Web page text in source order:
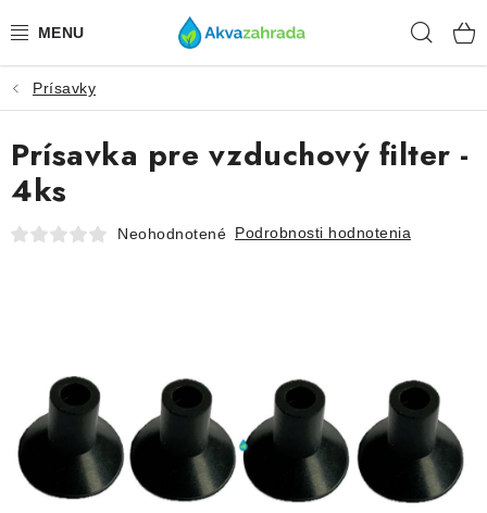
na
TECHNIKA
HNOJIVÁ
VODA
SUBSTRÁTY
KRMIVÁ A VITAMÍNY
DEKORÁCIE
Prísavky
Prísavka pre vzduchový filter -
4ks
Neohodnotené Podrobnosti hodnotenia